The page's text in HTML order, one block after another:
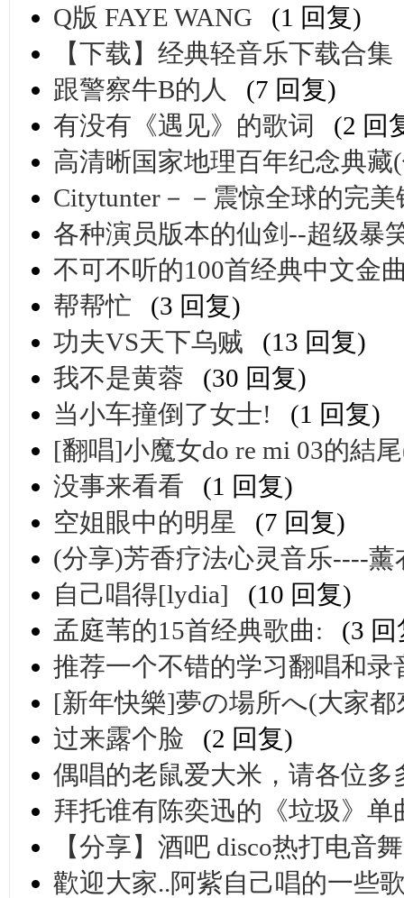
Q版 FAYE WANG
(1 回复)
【下载】经典轻音乐下载合集
跟警察牛B的人
(7 回复)
有没有《遇见》的歌词
(2 回
高清晰国家地理百年纪念典藏
Citytunter－－震惊全球的完
各种演员版本的仙剑--超级暴
不可不听的100首经典中文金
帮帮忙
(3 回复)
功夫VS天下乌贼
(13 回复)
我不是黄蓉
(30 回复)
当小车撞倒了女士!
(1 回复)
[翻唱]小魔女do re mi 03的結
没事来看看
(1 回复)
空姐眼中的明星
(7 回复)
(分享)芳香疗法心灵音乐----薰
自己唱得[lydia]
(10 回复)
孟庭苇的15首经典歌曲:
(3 回
推荐一个不错的学习翻唱和录
[新年快樂]夢の場所へ(大家都
过来露个脸
(2 回复)
偶唱的老鼠爱大米，请各位多
拜托谁有陈奕迅的《垃圾》单
【分享】酒吧 disco热打电音
歡迎大家..阿紫自己唱的一些